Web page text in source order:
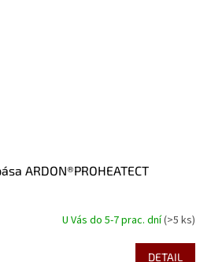
ARDON®PROHEATECT
U Vás do 5-7 prac. dní(>5 ks)
DETAIL